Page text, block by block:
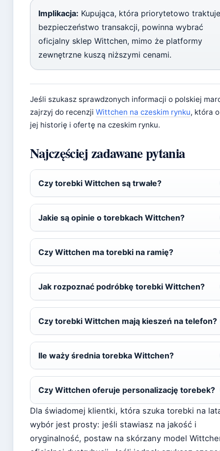
Implikacja: Kupująca, która priorytetowo traktuje
bezpieczeństwo transakcji, powinna wybrać
oficjalny sklep Wittchen, mimo że platformy
zewnętrzne kuszą niższymi cenami.
Jeśli szukasz sprawdzonych informacji o polskiej
zajrzyj do recenzji Wittchen na czeskim rynku, która
jej historię i ofertę na czeskim rynku.
Najczęściej zadawane pytania
Czy torebki Wittchen są trwałe?
Jakie są opinie o torebkach Wittchen?
Czy Wittchen ma torebki na ramię?
Jak rozpoznać podróbkę torebki Wittchen?
Czy torebki Wittchen mają kieszeń na telefon?
Ile waży średnia torebka Wittchen?
Czy Wittchen oferuje personalizację torebek?
Dla świadomej klientki, która szuka torebki na
wybór jest prosty: jeśli stawiasz na jakość i
oryginalność, postaw na skórzany model